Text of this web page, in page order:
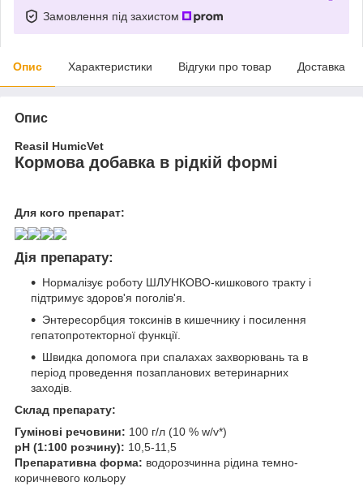
Замовлення під захистом
Опис Характеристики Відгуки про товар Доставка
Опис
Reasil HumicVet
Кормова добавка в рідкій формі
Для кого препарат:
Дія препарату:
Нормалізує роботу ШЛУНКОВО-кишкового тракту і
підтримує здоров'я поголів'я.
Энтересорбция токсинів в кишечнику і посилення
гепатопротекторної функції.
Швидка допомога при спалахах захворювань та в
період проведення позапланових ветеринарних
заходів.
Склад препарату:
Гумінові речовини: 100 г/л (10 % w/v*)
pH (1:100 розчину): 10,5-11,5
Препаративна форма: водорозчинна рідина темно-
коричневого кольору